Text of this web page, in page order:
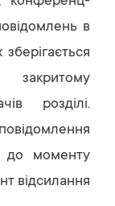
в
розділі.
до моменту
відсилання